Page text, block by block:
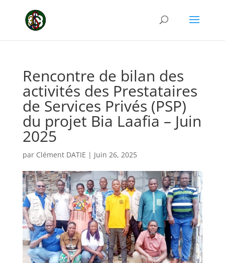
Rencontre de bilan des
activités des Prestataires
de Services Privés (PSP)
du projet Bia Laafia – Juin
2025
par Clément DATIE | Juin 26, 2025